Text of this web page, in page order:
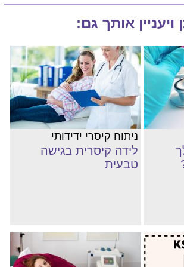
ויעניין אותך גם:
ניתוח קיסרי ידידותי
לידה קיסרית בגישה
טבעית